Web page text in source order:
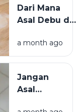
Hama
Lainnya Ke
Dari Mana
Asal Debu di
Kenali
Penyebab
Mengatasinya
a month ago
Jangan
Asal